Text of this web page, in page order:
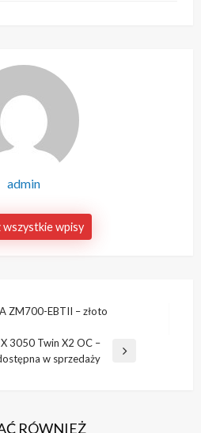
admin
wszystkie wpisy
ZM700-EBTII – złoto
3050 Twin X2 OC –
w sprzedaży
RÓWNIEŻ